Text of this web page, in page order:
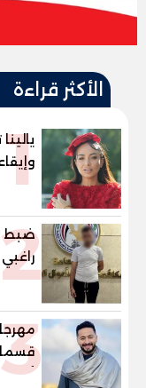
الأكثر قراءة
1
2
ضبط
3
قسما
أول